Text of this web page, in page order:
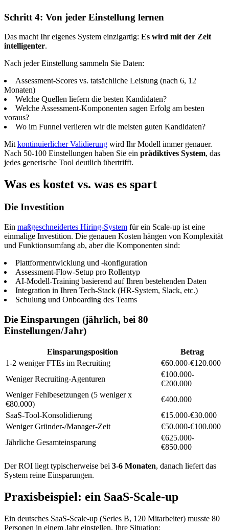
Schritt 4: Von jeder Einstellung lernen
Das macht Ihr eigenes System einzigartig: Es wird mit der Zeit
intelligenter.
Nach jeder Einstellung sammeln Sie Daten:
Assessment-Scores vs. tatsächliche Leistung (nach 6, 12
Monaten)
Welche Quellen liefern die besten Kandidaten?
Welche Assessment-Komponenten sagen Erfolg am besten
voraus?
Wo im Funnel verlieren wir die meisten guten Kandidaten?
Mitkontinuierlicher Validierung wird Ihr Modell immer genauer.
Nach 50-100 Einstellungen haben Sie ein prädiktives System, das
jedes generische Tool deutlich übertrifft.
Was es kostet vs. was es spart
Die Investition
Ein maßgeschneidertes Hiring-System für ein Scale-up ist eine
einmalige Investition. Die genauen Kosten hängen von Komplexität
und Funktionsumfang ab, aber die Komponenten sind:
Plattformentwicklung und -konfiguration
Assessment-Flow-Setup pro Rollentyp
AI-Modell-Training basierend auf Ihren bestehenden Daten
Integration in Ihren Tech-Stack (HR-System, Slack, etc.)
Schulung und Onboarding des Teams
Die Einsparungen (jährlich, bei 80
Einstellungen/Jahr)
Einsparungsposition
Betrag
1-2 weniger FTEs im Recruiting
€60.000-€120.000
Weniger Recruiting-Agenturen
€100.000-
€200.000
Weniger Fehlbesetzungen (5 weniger x
€80.000)
€400.000
SaaS-Tool-Konsolidierung
€15.000-€30.000
Weniger Gründer-/Manager-Zeit
€50.000-€100.000
Jährliche Gesamteinsparung
€625.000-
€850.000
Der ROI liegt typischerweise bei 3-6 Monaten, danach liefert das
System reine Einsparungen.
Praxisbeispiel: ein SaaS-Scale-up
Ein deutsches SaaS-Scale-up (Series B, 120 Mitarbeiter) musste 80
Personen in einem Jahr einstellen. Ihre Situation: